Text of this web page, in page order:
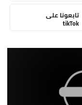
تابعونا على
tikTok